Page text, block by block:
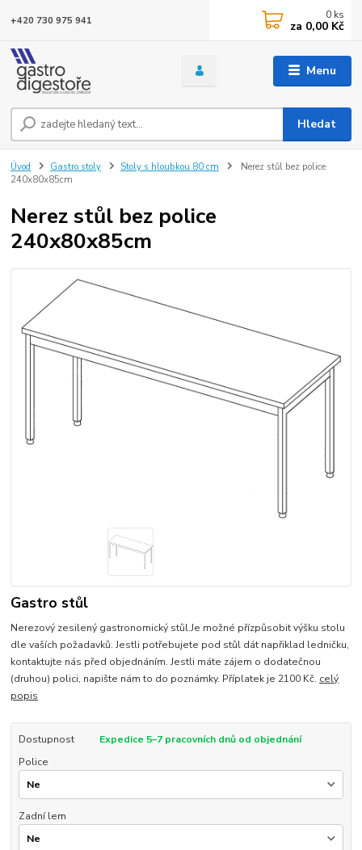
Menu
Hledat
+420 730 975 941 0 ks
za 0,00 Kč
Úvod Gastro stoly Stoly s hloubkou 80 cm
Nerez stůl bez police
240x80x85cm
Nerez stůl bez police
240x80x85cm
Gastro stůl
Nerezový zesilený gastronomický stůl.Je možné přízpůsobit výšku stolu
dle vaších požadavků. Jestli potřebujete pod stůl dát napřiklad ledničku,
kontaktujte nás před objednáním. Jestli máte zájem o dodatečnou
(druhou) polici, napište nám to do poznámky. Příplatek je 2100 Kč. celý
popis
Dostupnost
Expedice 5–7 pracovních dnů od objednání
Police
Zadní lem